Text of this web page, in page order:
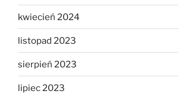
kwiecień 2024
listopad 2023
sierpień 2023
lipiec 2023